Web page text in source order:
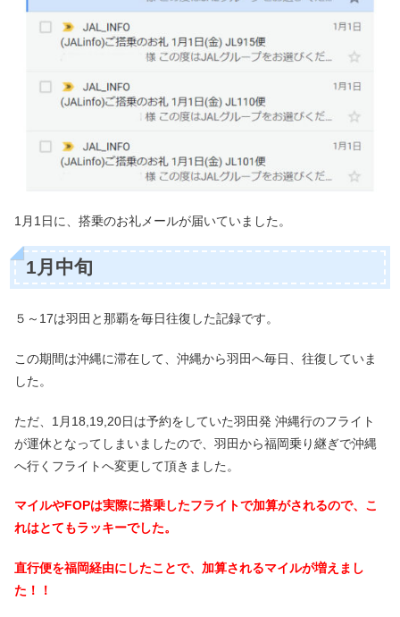
1月1日に、搭乗のお礼メールが届いていました。
1月中旬
５～17は羽田と那覇を毎日往復した記録です。
この期間は沖縄に滞在して、沖縄から羽田へ毎日、往復していま
した。
ただ、1月18,19,20日は予約をしていた羽田発 沖縄行のフライト
が運休となってしまいましたので、羽田から福岡乗り継ぎで沖縄
へ行くフライトへ変更して頂きました。
マイルやFOPは実際に搭乗したフライトで加算がされるので、こ
れはとてもラッキーでした。
直行便を福岡経由にしたことで、加算されるマイルが増えまし
た！！